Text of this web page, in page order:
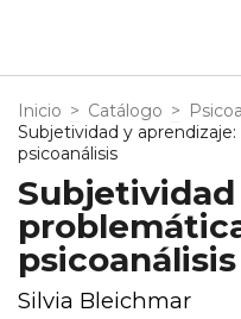
Inicio > Catálogo >
Subjetividad y
psicoanálisis
psicoanálisis
Silvia Bleichmar